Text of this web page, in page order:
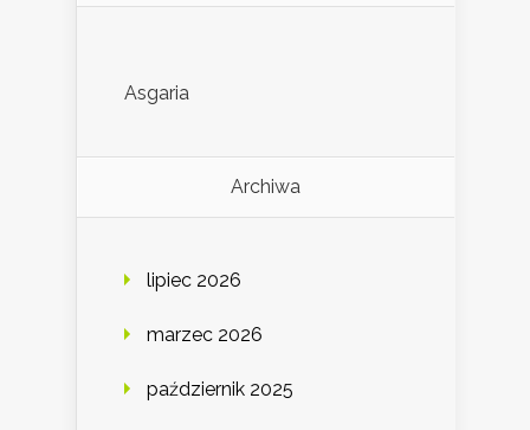
Asgaria
Archiwa
lipiec 2026
marzec 2026
październik 2025